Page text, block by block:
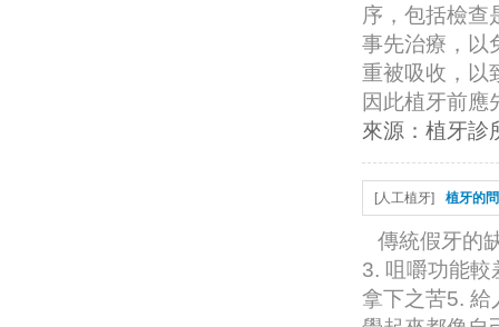
序，包括檢查
事先治療，以
重被吸收，以
因此植牙前應
來源： 植牙診
[人工植牙] 植牙的
傳統假牙的
3. 咀嚼功能較
拿下之苦5. 給